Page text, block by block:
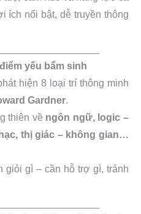
ích nổi bật, dễ truyền thông
yếu bẩm sinh
hiện 8 loại trí thông minh
Gardner.
thiên về ngôn ngữ, logic –
thị giác – không gian…
gì – cần hỗ trợ gì, tránh